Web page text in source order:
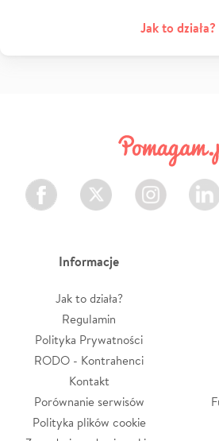
Jak to działa?
Facebook Twitter Instagram
Informacje
Jak to działa?
Regulamin
Polityka Prywatności
RODO - Kontrahenci
Kontakt
Porównanie serwisów
Polityka plików cookie